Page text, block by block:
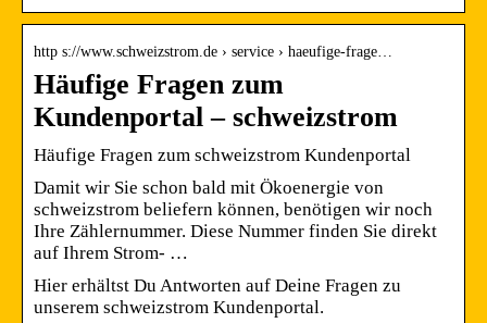
http s://www.schweizstrom.de › service › haeufige-frage…
Häufige Fragen zum
Kundenportal – schweizstrom
Häufige Fragen zum schweizstrom Kundenportal
Damit wir Sie schon bald mit Ökoenergie von
schweizstrom beliefern können, benötigen wir noch
Ihre Zählernummer. Diese Nummer finden Sie direkt
auf Ihrem Strom- …
Hier erhältst Du Antworten auf Deine Fragen zu
unserem schweizstrom Kundenportal.